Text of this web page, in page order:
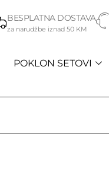
BESPLATNA DOSTAVA
za narudžbe iznad 50 KM
POKLON SETOVI